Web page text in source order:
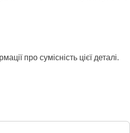
про сумісність цієї деталі.